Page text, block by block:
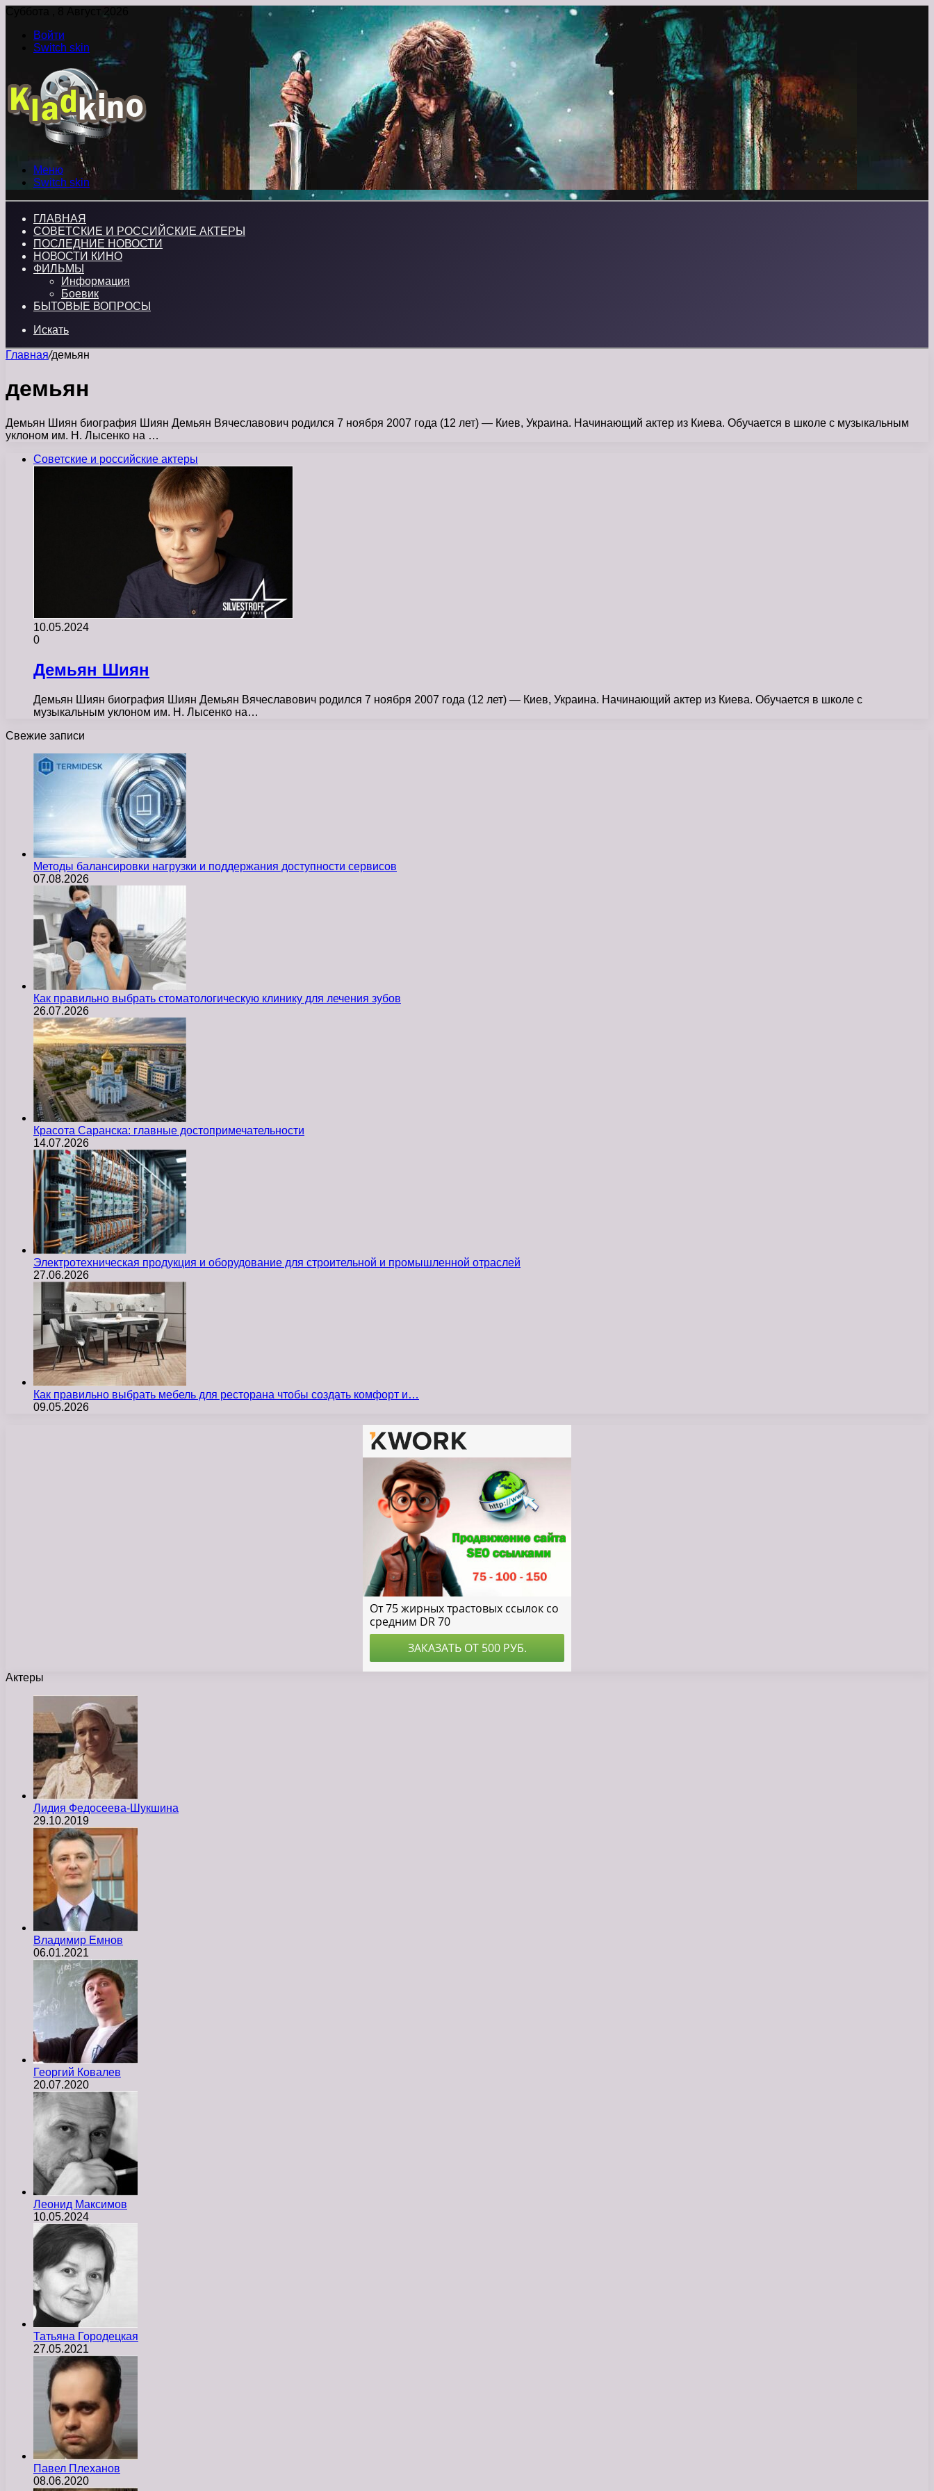
Суббота , 8 Август 2026
Войти
Switch skin
Меню
Switch skin
ГЛАВНАЯ
СОВЕТСКИЕ И РОССИЙСКИЕ АКТЕРЫ
ПОСЛЕДНИЕ НОВОСТИ
НОВОСТИ КИНО
ФИЛЬМЫ
Информация
Боевик
БЫТОВЫЕ ВОПРОСЫ
Искать
Главная/демьян
демьян
Демьян Шиян биография Шиян Демьян Вячеславович родился 7 ноября 2007 года (12 лет) — Киев, Украина. Начинающий актер из Киева. Обучается в школе с музыкальным
уклоном им. Н. Лысенко на …
Советские и российские актеры
10.05.2024
0
Демьян Шиян
Демьян Шиян биография Шиян Демьян Вячеславович родился 7 ноября 2007 года (12 лет) — Киев, Украина. Начинающий актер из Киева. Обучается в школе с
музыкальным уклоном им. Н. Лысенко на…
Свежие записи
Методы балансировки нагрузки и поддержания доступности сервисов
07.08.2026
Как правильно выбрать стоматологическую клинику для лечения зубов
26.07.2026
Красота Саранска: главные достопримечательности
14.07.2026
Электротехническая продукция и оборудование для строительной и промышленной отраслей
27.06.2026
Как правильно выбрать мебель для ресторана чтобы создать комфорт и…
09.05.2026
Актеры
Лидия Федосеева-Шукшина
29.10.2019
Владимир Емнов
06.01.2021
Георгий Ковалев
20.07.2020
Леонид Максимов
10.05.2024
Татьяна Городецкая
27.05.2021
Павел Плеханов
08.06.2020